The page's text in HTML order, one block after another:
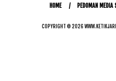
HOME PEDOMAN MEDIA
COPYRIGHT © 2026